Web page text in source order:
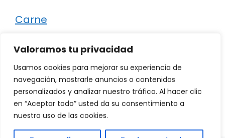
Valoramos tu privacidad
Usamos cookies para mejorar su experiencia de
navegación, mostrarle anuncios o contenidos
personalizados y analizar nuestro tráfico. Al hacer clic
en “Aceptar todo” usted da su consentimiento a
nuestro uso de las cookies.
Carne
Otro
Pescado
Recetas